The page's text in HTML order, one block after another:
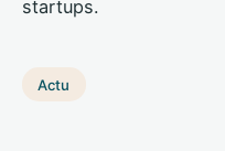
startups.
Actu